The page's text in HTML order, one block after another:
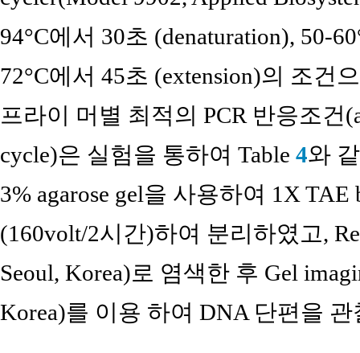
94°C에서 30초 (denaturation), 50-
72°C에서 45초 (extension)의 조건
프라이 머별 최적의 PCR 반응조건
cycle)은 실험을 통하여 Table 4와
3% agarose gel을 사용하여 1X
(160volt/2시간)하여 분리하였고,
Seoul, Korea)로 염색한 후 Gel
Korea)를 이용 하여 DNA 단편을